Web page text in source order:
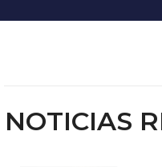
NOTICIAS